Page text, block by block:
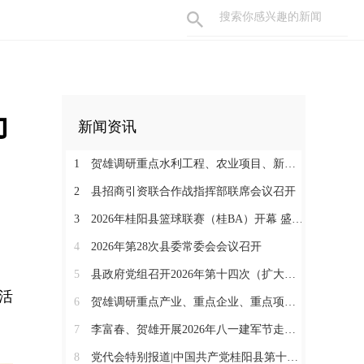
新闻资讯
1 贺雄调研重点水利工程、农业项目、新能源项目和督导防溺水安全等工作
2 县招商引资联合作战指挥部联席会议召开
3 2026年桂阳县篮球联赛（桂BA）开幕 盛夏赛事燃动体育热情
4 2026年第28次县委常委会会议召开
5 县政府党组召开2026年第十四次（扩大）会议
6 贺雄调研重点产业、重点企业、重点项目暨督导消防安全隐患整改工作
7 李富春、贺雄开展2026年八一建军节走访慰问活动
8 党代会特别报道|中国共产党桂阳县第十四届委员会第一次全体会议召开